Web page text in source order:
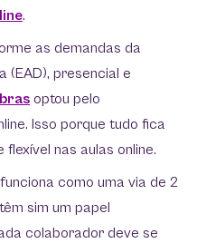
.
as demandas da
(EAD), presencial e
optou pelo
Isso porque tudo fica
nas aulas online.
funciona como uma via de 2
sim um papel
colaborador deve se